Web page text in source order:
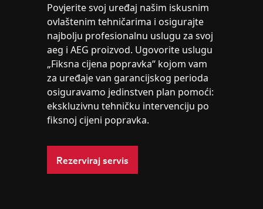
Povjerite svoj uređaj našim iskusnim
ovlaštenim tehničarima i osigurajte
najbolju profesionalnu uslugu za svoj
aeg i AEG proizvod. Ugovorite uslugu
„Fiksna cijena popravka“ kojom vam
za uređaje van garancijskog perioda
osiguravamo jedinstven plan pomoći:
ekskluzivnu tehničku intervenciju po
fiksnoj cijeni popravka.
Rezerviraj servis